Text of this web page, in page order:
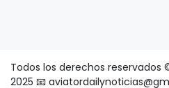
Todos los derechos reservados
2025 📧